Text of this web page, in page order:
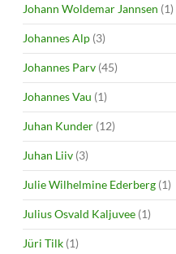
Johann Woldemar Jannsen (1)
Johannes Alp (3)
Johannes Parv (45)
Johannes Vau (1)
Juhan Kunder (12)
Juhan Liiv (3)
Julie Wilhelmine Ederberg (1)
Julius Osvald Kaljuvee (1)
Jüri Tilk (1)